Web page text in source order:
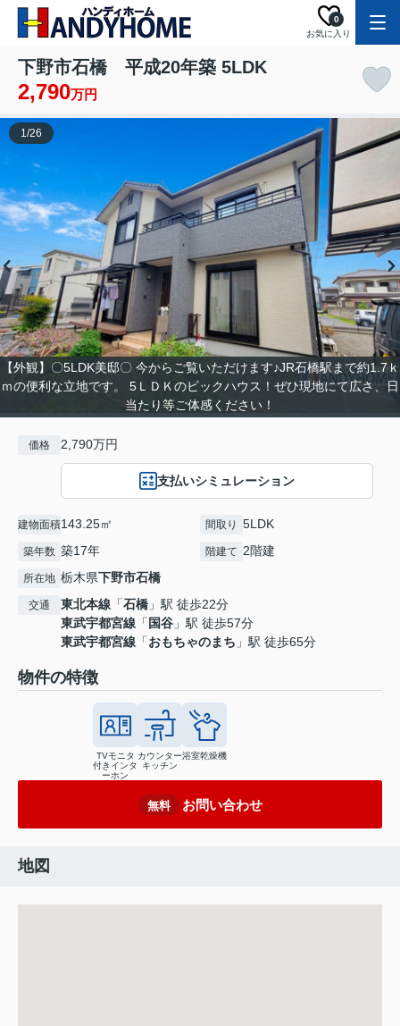
お気に入り
0
下野市石橋 平成20年築 5LDK
2,790万円
【外観】〇5LDK美邸〇 今からご覧いただけます♪JR石橋駅まで約1.7ｋ
ｍの便利な立地です。 5ＬＤＫのビックハウス！ぜひ現地にて広さ、日
当たり等ご体感ください！
1/26
価格 2,790万円
支払いシミュレーション
建物面積143.25㎡ 間取り 5LDK
築年数 築17年 階建て 2階建
所在地 栃木県下野市石橋
交通 東北本線 「石橋 」駅 徒歩22分
東武宇都宮線 「 国谷 」駅 徒歩57分
東武宇都宮線 「おもちゃのまち 」駅 徒歩65分
物件の特徴
TVモニタ
付きインタ
ーホン
カウンター
キッチン
浴室乾燥機
無料 お問い合わせ
地図